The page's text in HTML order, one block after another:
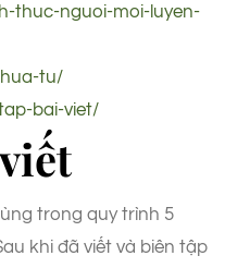
thuc-nguoi-moi-luyen-
tu/
bai-viet/
trong quy trình 5
khi đã viết và biên tập